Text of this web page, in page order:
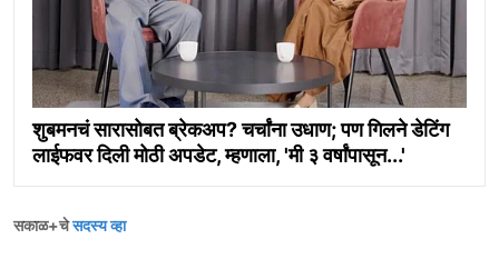
शुबमनचं सारासोबत ब्रेकअप? चर्चांना उधाण; पण गिलने डेटिंग
लाईफवर दिली मोठी अपडेट, म्हणाला, 'मी ३ वर्षांपासून...'
सकाळ+चेसदस्य व्हा